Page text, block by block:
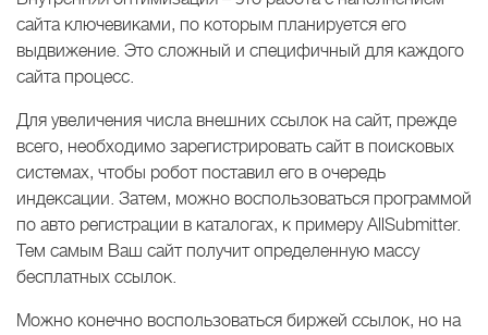
сайта ключевиками, по которым планируется его
выдвижение. Это сложный и специфичный для каждого
сайта процесс.
Для увеличения числа внешних ссылок на сайт, прежде
всего, необходимо зарегистрировать сайт в поисковых
системах, чтобы робот поставил его в очередь
индексации. Затем, можно воспользоваться программой
по авто регистрации в каталогах, к примеру AllSubmitter.
Тем самым Ваш сайт получит определенную массу
бесплатных ссылок.
Можно конечно воспользоваться биржей ссылок, но на